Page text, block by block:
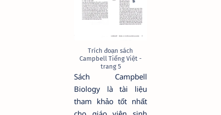
Trích đoạn sách
Campbell Tiếng Việt -
trang 5
Sách Campbell
Biology là tài liệu
tham khảo tốt nhất